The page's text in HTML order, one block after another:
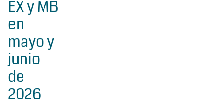
EX y MB
en
mayo y
junio
de
2026